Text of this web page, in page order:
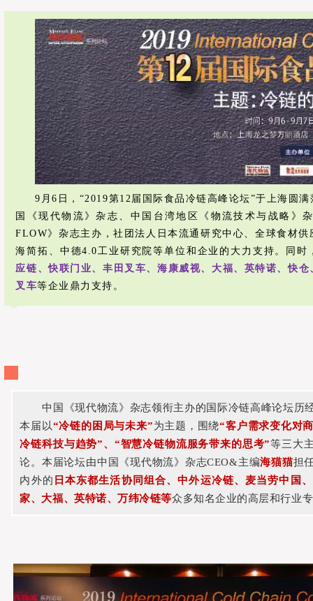
9月6日，“2019第12届国际食品冷链高峰论坛”于上海圆
国《现代物流》杂志、中国台湾地区《物流技术与战略》
FLOW》杂志主办，社团法人日本流通研究中心、全球食材
海简拓、中德4.0工业研究院等单位和企业的大力支持。同时
应链、快联门业、丰田叉车、海康威视、大福、英特诺、快
叉车等企业鼎力支持。
中国《现代物流》杂志领衔主办的国际冷链高峰论坛历
本届以“冷链的困局与未来”为主题，围绕“客户需求变化对
冷链科技与趋势”、“智慧冷链物流服务带来的思考”等三大
论。本届论坛由中国《现代物流》杂志CEO&主编海猫猫担
内外的 日本东都生活协同组合、中外运冷链、麦当劳中国
家、大福、英特诺、万纬冷链等众多知名企业的高层和行业